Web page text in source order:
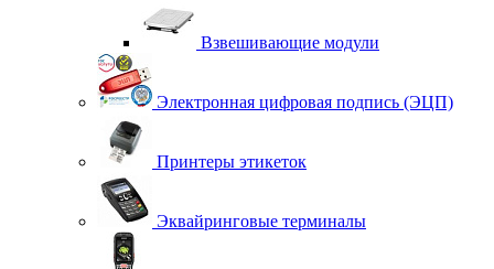
Взвешивающие модули
Электронная цифровая подпись (ЭЦП)
Принтеры этикеток
Эквайринговые терминалы